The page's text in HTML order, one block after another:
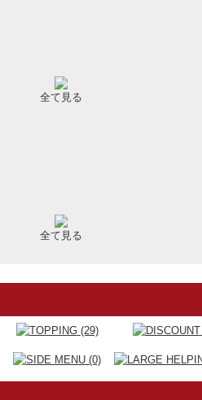
全て見る
全て見る
(29)
(0)